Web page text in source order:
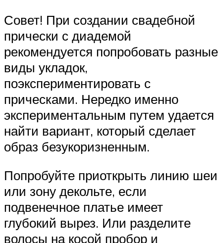
Совет! При создании свадебной
прически с диадемой
рекомендуется попробовать разные
виды укладок,
поэкспериментировать с
прическами. Нередко именно
экспериментальным путем удается
найти вариант, который сделает
образ безукоризненным.
Попробуйте приоткрыть линию шеи
или зону декольте, если
подвенечное платье имеет
глубокий вырез. Или разделите
волосы на косой пробор и